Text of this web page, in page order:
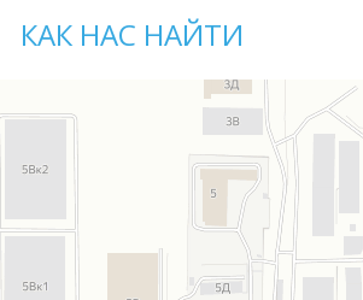
КАК НАС НАЙТИ